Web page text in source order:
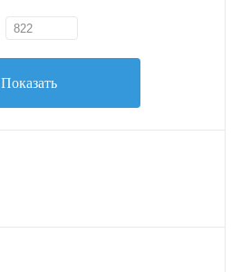
Показать